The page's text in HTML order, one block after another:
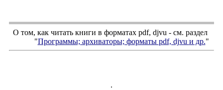
О том, как читать книги в форматах pdf, djvu - см. раздел
"Программы; архиваторы; форматы pdf, djvu и др."
.